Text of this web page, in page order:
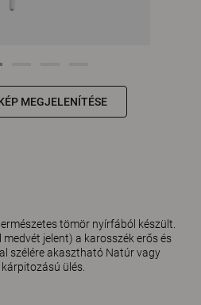
MEGJELENÍTÉSE
tömör nyírfából készült.
medvét jelent) a karosszék erős és
szélére akasztható Natúr vagy
ülés.